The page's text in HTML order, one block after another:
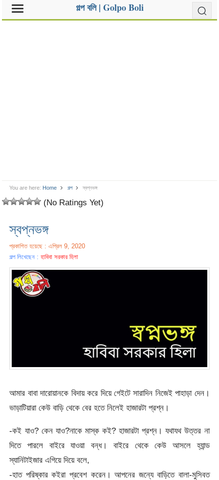
গল্প বলি | Golpo Boli
You are here: Home গল্প স্বপ্নভঙ্গ
(No Ratings Yet)
স্বপ্নভঙ্গ
প্রকাশিত হয়েছে : এপ্রিল 9, 2020
গল্প লিখেছেন :হাবিবা সরকার হিলা
আমার বাবা দারোয়ানকে বিদায় করে দিয়ে গেইটে সারাদিন নিজেই পাহাড়া দেন।
ভাড়াটিয়ারা কেউ বাড়ি থেকে বের হতে নিলেই হাজারটা প্রশ্ন।
-কই যাও? কেন যাও?নাকে মাস্ক কই? হাজারটা প্রশ্ন। যথাযথ উত্তর না
দিতে পারলে বাইরে যাওয়া বন্ধ। বাইরে থেকে কেউ আসলে হ্যান্ড
স্যানিটাইজার এগিয়ে দিয়ে বলে,
-হাত পরিষ্কার কইরা প্রবেশ করেন। আপনের জন্যে বাড়িতে বালা-মুসিবত